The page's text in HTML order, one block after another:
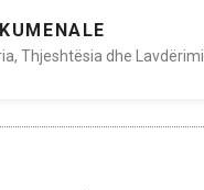
Thjeshtësia dhe Lavdërimi